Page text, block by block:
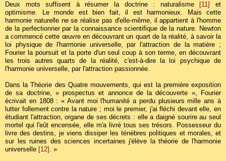
Deux mots suffisent à résumer la doctrine : naturalisme [11]
et
optimisme. Le monde est bien fait, il est harmonieux. Mais cette
harmonie naturelle ne se réalise pas d'elle-même, il appartient à l'homme
de la perfectionner par la connaissance scientifique de la nature. Newton
a commencé cette œuvre en découvrant un quart de la réalité, à savoir la
loi physique de l'harmonie universelle, par l'attraction de la matière ;
Fourier la poursuit et la porte d'un seul coup à son terme, en découvrant
les trois autres quarts de la réalité, c'est-à-dire la loi psychique de
l'harmonie universelle, par l'attraction passionnée.
Dans la Théorie des Quatre mouvements, qui est la première exposition
de sa doctrine, « prospectus et annonce de la découverte », Fourier
écrivait en 1808 : « Avant moi l'humanité a perdu plusieurs mille ans à
lutter follement contre la nature ; moi le premier, j'ai fléchi devant elle, en
étudiant l'attraction, organe de ses décrets : elle a daigné sourire au seul
mortel qui l'eût encensée, elle m'a livré tous ses trésors. Possesseur du
livre des destins, je viens dissiper les ténèbres politiques et morales, et
sur les ruines des sciences incertaines j'élève la théorie de l'harmonie
universelle [12] . »